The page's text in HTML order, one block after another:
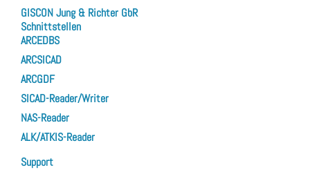
GISCON Jung & Richter GbR
Schnittstellen
ARCEDBS
ARCSICAD
ARCGDF
SICAD-Reader/Writer
NAS-Reader
ALK/ATKIS-Reader
Support